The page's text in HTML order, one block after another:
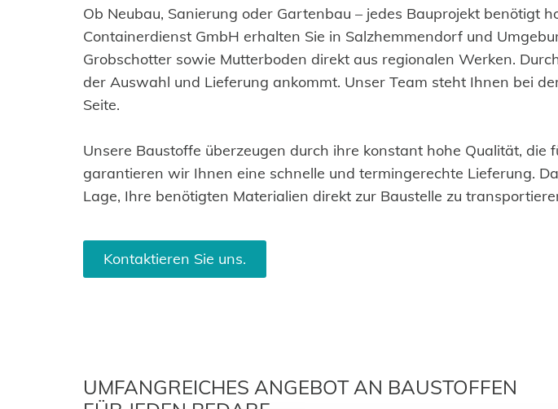
Ob Neubau, Sanierung oder Gartenbau – jedes Bauprojekt benötigt
Containerdienst GmbH erhalten Sie in Salzhemmendorf und
Grobschotter sowie Mutterboden direkt aus regionalen Werken.
der Auswahl und Lieferung ankommt. Unser Team steht Ihnen bei
Seite.
Unsere Baustoffe überzeugen durch ihre konstant hohe Qualität,
garantieren wir Ihnen eine schnelle und termingerechte Lieferung.
Lage, Ihre benötigten Materialien direkt zur Baustelle zu
Kontaktieren Sie uns.
UMFANGREICHES ANGEBOT AN BAUSTOFFEN